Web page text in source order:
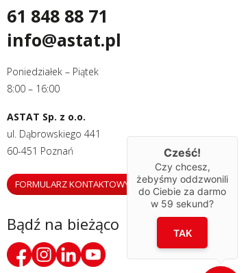
61 848 88 71
info@astat.pl
Poniedziałek – Piątek
8:00 – 16:00
ASTAT Sp. z o.o.
ul. Dąbrowskiego 441
60-451 Poznań
FORMULARZ KONTAKTOWY
Bądź na bieżąco
Cześć!
Czy chcesz,
żebyśmy oddzwonili
do Ciebie za darmo
w 59 sekund?
TAK